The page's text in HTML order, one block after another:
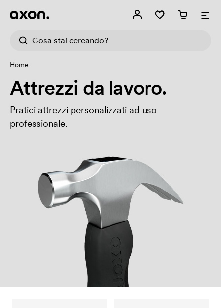
Home
Attrezzi da lavoro.
Pratici attrezzi personalizzati ad uso
professionale.